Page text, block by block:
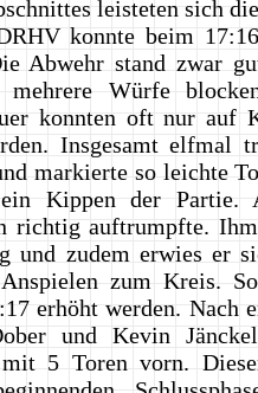
leisteten sich
konnte beim
Abwehr stand zwar
mehrere Würfe
konnten oft nur auf
Insgesamt elfmal
markierte so leichte
Kippen der Partie.
richtig auftrumpfte.
und zudem erwies er
zum Kreis.
erhöht werden. Nach
und Kevin
5 Toren vorn.